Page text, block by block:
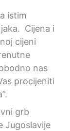
istim
Cijena i
cijeni
nas
procijeniti
grb
Jugoslavije